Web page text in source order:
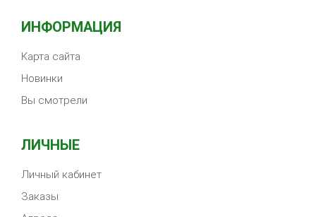
ИНФОРМАЦИЯ
Карта сайта
Новинки
Вы смотрели
ЛИЧНЫЕ
Личный кабинет
Заказы